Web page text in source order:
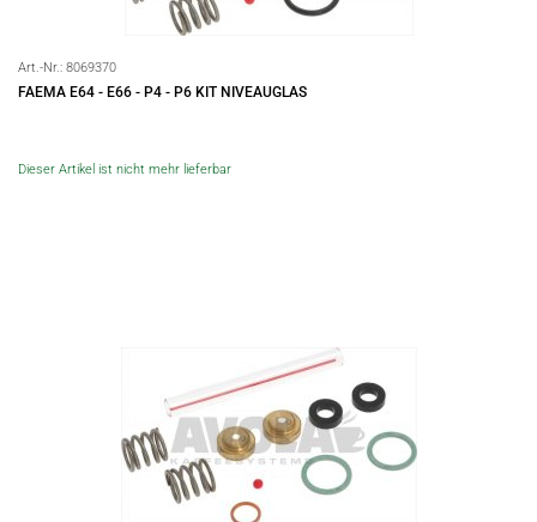
Art.-Nr.: 8069370
FAEMA E64 - E66 - P4 - P6 KIT NIVEAUGLAS
Dieser Artikel ist nicht mehr lieferbar